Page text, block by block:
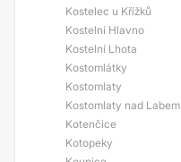
Kostelec u Křížků
Kostelní Hlavno
Kostelní Lhota
Kostomlátky
Kostomlaty
Kostomlaty nad Labem
Kotenčice
Kotopeky